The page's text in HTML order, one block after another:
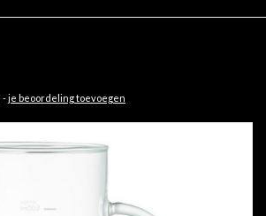
-je beoordeling toevoegen